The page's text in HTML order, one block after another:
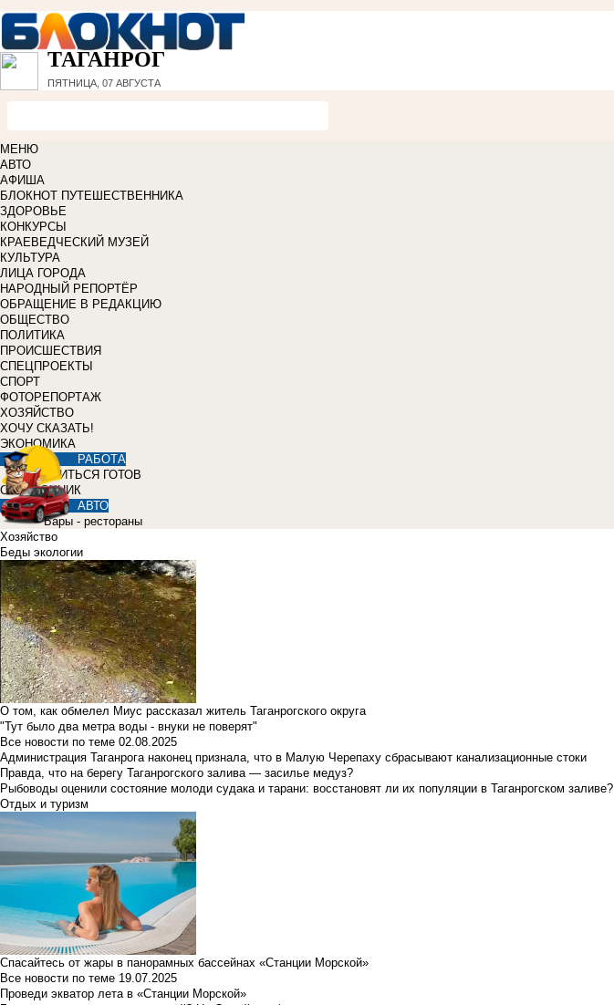
ТАГАНРОГ
ПЯТНИЦА, 07 АВГУСТА
МЕНЮ
АВТО
АФИША
БЛОКНОТ ПУТЕШЕСТВЕННИКА
ЗДОРОВЬЕ
КОНКУРСЫ
КРАЕВЕДЧЕСКИЙ МУЗЕЙ
КУЛЬТУРА
ЛИЦА ГОРОДА
НАРОДНЫЙ РЕПОРТЁР
ОБРАЩЕНИЕ В РЕДАКЦИЮ
ОБЩЕСТВО
ПОЛИТИКА
ПРОИСШЕСТВИЯ
СПЕЦПРОЕКТЫ
СПОРТ
ФОТОРЕПОРТАЖ
ХОЗЯЙСТВО
ХОЧУ СКАЗАТЬ!
ЭКОНОМИКА
РАБОТА
УЧИТЬСЯ ГОТОВ
СПРАВОЧНИК
АВТО
Бары - рестораны
Хозяйство
Беды экологии
О том, как обмелел Миус рассказал житель Таганрогского округа
"Тут было два метра воды - внуки не поверят"
Все новости по теме 02.08.2025
Администрация Таганрога наконец признала, что в Малую Черепаху сбрасывают канализационные стоки
Правда, что на берегу Таганрогского залива — засилье медуз?
Рыбоводы оценили состояние молоди судака и тарани: восстановят ли их популяции в Таганрогском заливе?
Отдых и туризм
Спасайтесь от жары в панорамных бассейнах «Станции Морской»
Все новости по теме 19.07.2025
Проведи экватор лета в «Станции Морской»